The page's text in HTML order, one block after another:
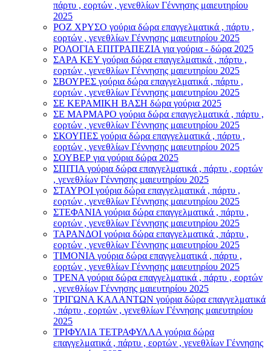
πάρτυ , εορτών , γενεθλίων Γέννησης μαιευτηρίου
2025
ΡΟΖ ΧΡΥΣΟ γούρια δώρα επαγγελματικά , πάρτυ ,
εορτών , γενεθλίων Γέννησης μαιευτηρίου 2025
ΡΟΛΟΓΙΑ ΕΠΙΤΡΑΠΕΖΙΑ για γούρια - δώρα 2025
ΣΑΡΑ ΚΕΥ γούρια δώρα επαγγελματικά , πάρτυ ,
εορτών , γενεθλίων Γέννησης μαιευτηρίου 2025
ΣΒΟΥΡΕΣ γούρια δώρα επαγγελματικά , πάρτυ ,
εορτών , γενεθλίων Γέννησης μαιευτηρίου 2025
ΣΕ ΚΕΡΑΜΙΚΗ ΒΑΣΗ δώρα γούρια 2025
ΣΕ ΜΑΡΜΑΡΟ γούρια δώρα επαγγελματικά , πάρτυ ,
εορτών , γενεθλίων Γέννησης μαιευτηρίου 2025
ΣΚΟΥΠΕΣ γούρια δώρα επαγγελματικά , πάρτυ ,
εορτών , γενεθλίων Γέννησης μαιευτηρίου 2025
ΣΟΥΒΕΡ για γούρια δώρα 2025
ΣΠΙΤΙΑ γούρια δώρα επαγγελματικά , πάρτυ , εορτών
, γενεθλίων Γέννησης μαιευτηρίου 2025
ΣΤΑΥΡΟI γούρια δώρα επαγγελματικά , πάρτυ ,
εορτών , γενεθλίων Γέννησης μαιευτηρίου 2025
ΣΤΕΦΑΝΙΑ γούρια δώρα επαγγελματικά , πάρτυ ,
εορτών , γενεθλίων Γέννησης μαιευτηρίου 2025
ΤΑΡΑΝΔΟΙ γούρια δώρα επαγγελματικά , πάρτυ ,
εορτών , γενεθλίων Γέννησης μαιευτηρίου 2025
ΤΙΜΟΝΙA γούρια δώρα επαγγελματικά , πάρτυ ,
εορτών , γενεθλίων Γέννησης μαιευτηρίου 2025
ΤΡΕΝΑ γούρια δώρα επαγγελματικά , πάρτυ , εορτών
, γενεθλίων Γέννησης μαιευτηρίου 2025
ΤΡΙΓΩΝΑ ΚΑΛΑΝΤΩΝ γούρια δώρα επαγγελματικά
, πάρτυ , εορτών , γενεθλίων Γέννησης μαιευτηρίου
2025
ΤΡΙΦΥΛΙΑ ΤΕΤΡΑΦΥΛΛΑ γούρια δώρα
επαγγελματικά , πάρτυ , εορτών , γενεθλίων Γέννησης